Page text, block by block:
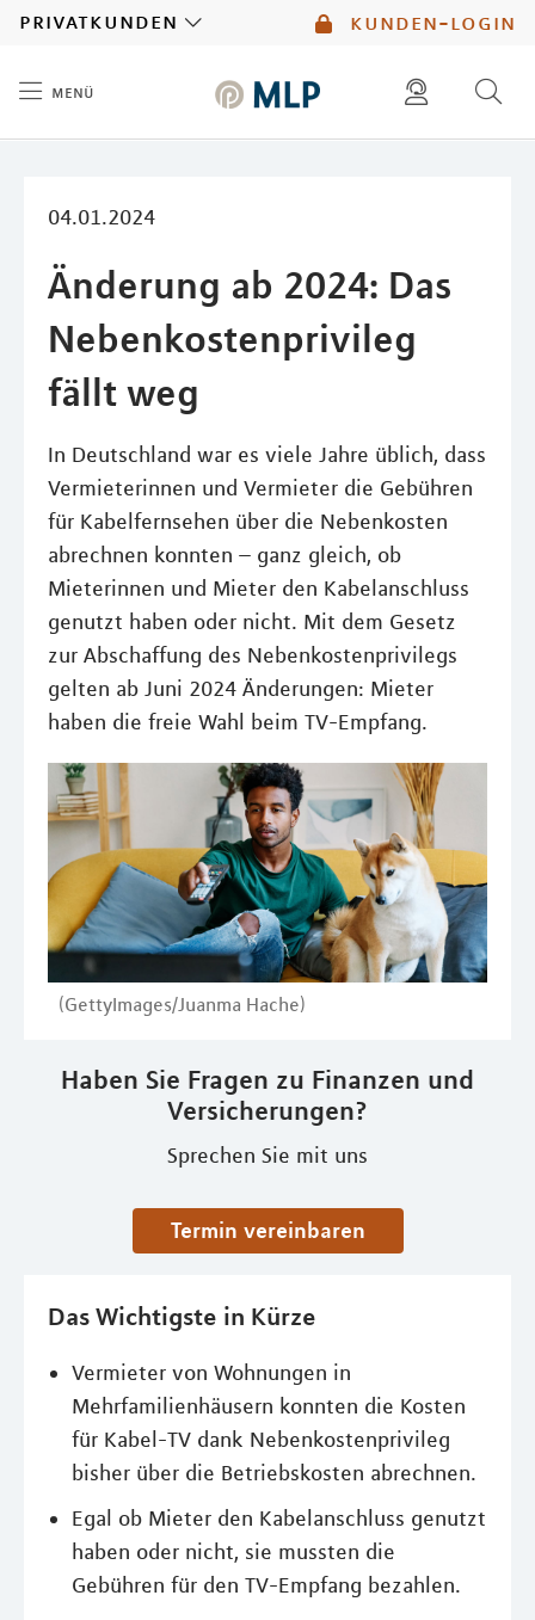
kunden-login
privatkunden
menü
04.01.2024
Änderung ab 2024: Das
Nebenkostenprivileg
fällt weg
In Deutschland war es viele Jahre üblich, dass
Vermieterinnen und Vermieter die Gebühren
für Kabelfernsehen über die Nebenkosten
abrechnen konnten – ganz gleich, ob
Mieterinnen und Mieter den Kabelanschluss
genutzt haben oder nicht. Mit dem Gesetz
zur Abschaffung des Nebenkostenprivilegs
gelten ab Juni 2024 Änderungen: Mieter
haben die freie Wahl beim TV-Empfang.
(GettyImages/Juanma Hache)
Haben Sie Fragen zu Finanzen und
Versicherungen?
Sprechen Sie mit uns
Termin vereinbaren
Das Wichtigste in Kürze
Vermieter von Wohnungen in
Mehrfamilienhäusern konnten die Kosten
für Kabel-TV dank Nebenkostenprivileg
bisher über die Betriebskosten abrechnen.
Egal ob Mieter den Kabelanschluss genutzt
haben oder nicht, sie mussten die
Gebühren für den TV-Empfang bezahlen.